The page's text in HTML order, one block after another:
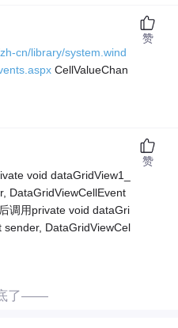
cn/library/system.wind
CellValueChan
赞
void dataGridView1_
DataGridViewCellEvent
调用private void dataGri
DataGridViewCel
赞
了——